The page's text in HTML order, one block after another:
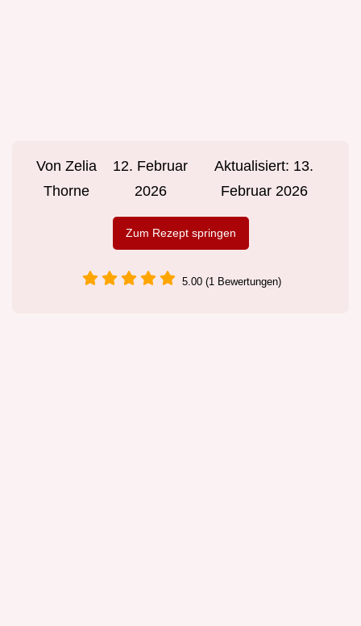
VonZelia
Thorne
12. Februar
2026
Aktualisiert: 13.
Februar 2026
Zum Rezept springen
5.00 (1 Bewertungen)